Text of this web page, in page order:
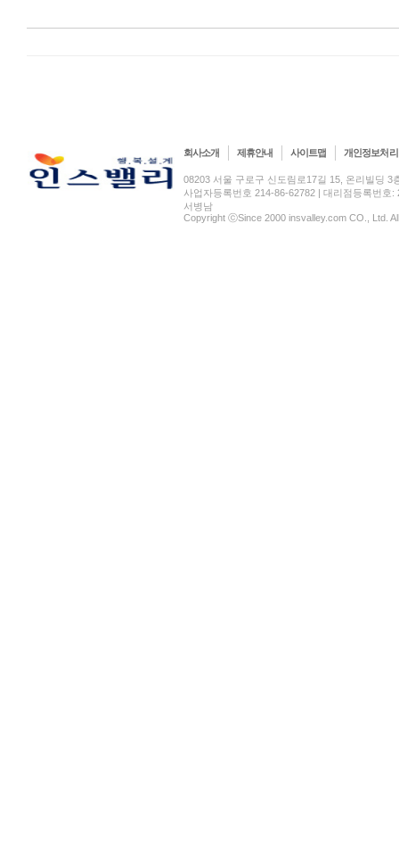
회사소개 제휴안내 사이트맵 개인정보처
08203 서울 구로구 신도림로17길 15, 온리빌딩
사업자등록번호 214-86-62782 | 대리점등록번호:
서병남
Copyright ⓒSince 2000 insvalley.com CO., Ltd.